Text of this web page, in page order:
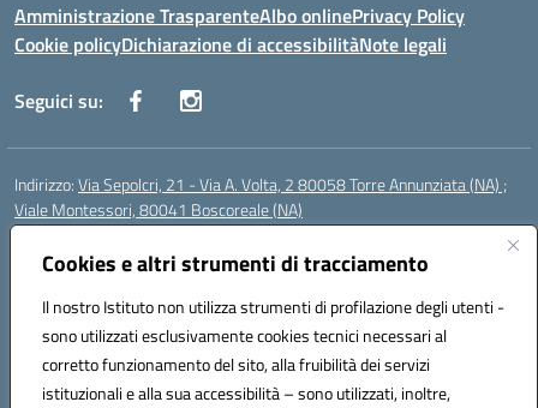
Cookies e altri strumenti di tracciamento
Il nostro Istituto non utilizza strumenti di profilazione degli utenti -
sono utilizzati esclusivamente cookies tecnici necessari al
corretto funzionamento del sito, alla fruibilità dei servizi
istituzionali e alla sua accessibilità – sono utilizzati, inoltre,
Amministrazione TrasparenteAlbo onlinePrivacy Policy
Cookie policyDichiarazione di accessibilitàNote legali
Seguici su:
Indirizzo:Via Sepolcri, 21 - Via A. Volta, 2 80058 Torre Annunziata (NA) ;
Viale Montessori, 80041 Boscoreale (NA)
Centralino:
Posta elettronica certificata (PEC):nais04100b@pec.istruzione.it
Codice fiscale: 82008750638
Codice meccanografico:NAIS04100B
Codice Indice delle Pubbliche Amministrazioni (IPA): istsc_nais04100b
Codice unico di fatturazione (CUF): UFELOU